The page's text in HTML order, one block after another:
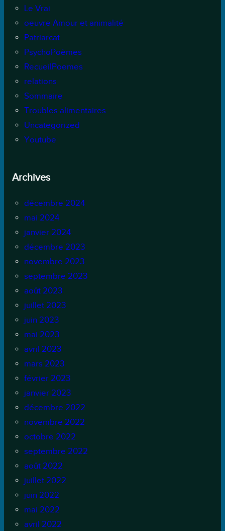
Le Vrai
oeuvre Amour et animalité
Patriarcat
PsychoPoèmes
RecueilPoemes
relations
Sommaire
Troubles alimentaires
Uncategorized
Youtube
Archives
décembre 2024
mai 2024
janvier 2024
décembre 2023
novembre 2023
septembre 2023
août 2023
juillet 2023
juin 2023
mai 2023
avril 2023
mars 2023
février 2023
janvier 2023
décembre 2022
novembre 2022
octobre 2022
septembre 2022
août 2022
juillet 2022
juin 2022
mai 2022
avril 2022